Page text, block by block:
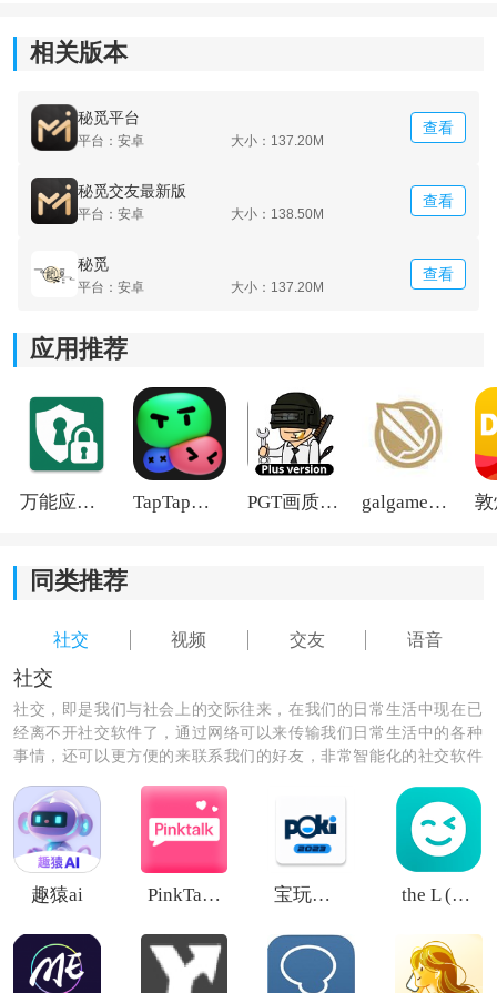
《秘觅交友》软件亮点：
*扩大自己的朋友圈子，还可以拥有更多的人脉关系。
*缩短彼此之间的距离，让更多的好朋友可以爱上自己。
相关版本
秘觅平台
平台：安卓 大小：137.20M
查看
秘觅交友最新版
平台：安卓 大小：138.50M
查看
秘觅
平台：安卓 大小：137.20M
查看
应用推荐
万能应用隐藏 TapTap国际版2026 PGT画质助手旧版 galgame游戏盒子2026
同类推荐
社交 视频 交友 语音
社交
社交，即是我们与社会上的交际往来，在我们的日常生活中现在已
经离不开社交软件了，通过网络可以来传输我们日常生活中的各种
事情，还可以更方便的来联系我们的好友，非常智能化的社交软件
界里吧。
趣猿ai PinkTalk AI 宝玩游戏poki the L (原Rela热拉)